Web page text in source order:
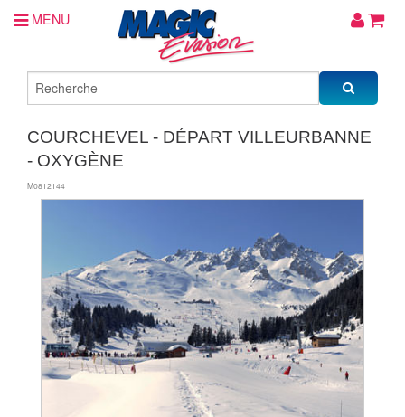
MENU
COURCHEVEL - DÉPART VILLEURBANNE
- OXYGÈNE
M0812144